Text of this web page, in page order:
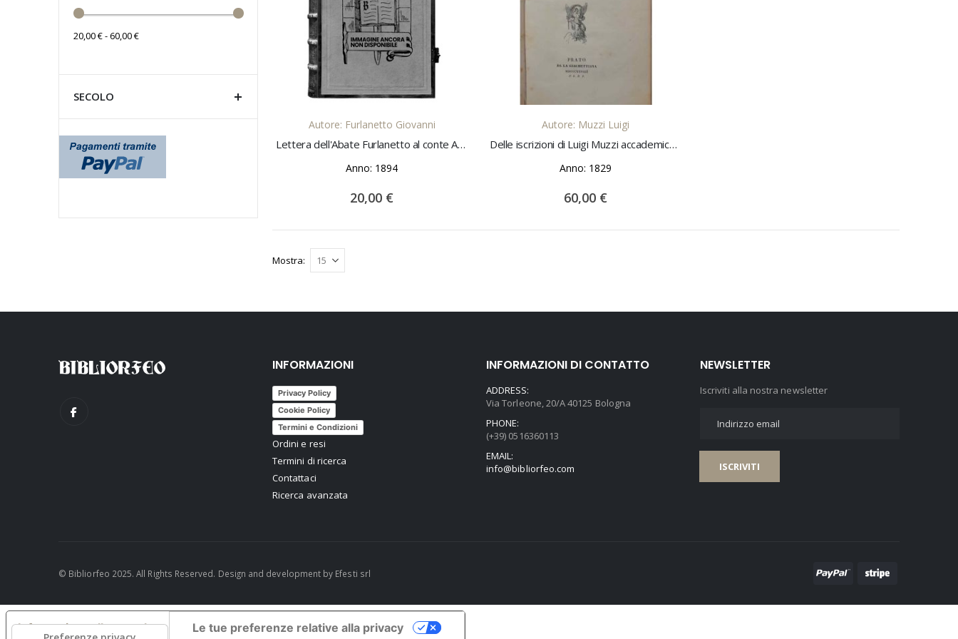
AGGIUNGI AL CARRELLO
Autore: Furlanetto Giovanni
Lettera dell'Abate Furlanetto al conte Arnaldo Arnaldi Tornieri; per: Nozze Pigatti - Cibele 8 gennaio 1894
Anno: 1894
20,00 €
Autore: Muzzi Luigi
Delle iscrizioni di Luigi Muzzi accademico della Crusca. Centuria V.
Anno: 1829
60,00 €
Mostra
20,00 € - 60,00 €
SECOLO
INFORMAZIONI
Privacy Policy
Cookie Policy
Termini e Condizioni
Ordini e resi
Termini di ricerca
Contattaci
Ricerca avanzata
INFORMAZIONI DI CONTATTO
ADDRESS:
Via Torleone, 20/A 40125 Bologna
PHONE:
(+39) 0516360113
EMAIL:
info@bibliorfeo.com
NEWSLETTER
Iscriviti alla nostra newsletter
ISCRIVITI
© Bibliorfeo 2025. All Rights Reserved. Design and development by Efesti srl
Informativa sulla raccolta Le tue preferenze relative alla privacy